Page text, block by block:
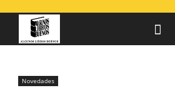
Novedades